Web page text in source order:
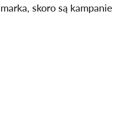
marka, skoro są kampanie